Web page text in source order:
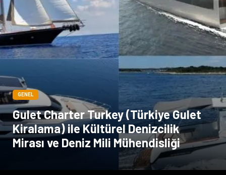
Alüminyum Tarım & Hayvancılık
GENEL
Gulet Charter Turkey (Türkiye Gulet
Kiralama) ile Kültürel Denizcilik
Mirası ve Deniz Mili Mühendisliği